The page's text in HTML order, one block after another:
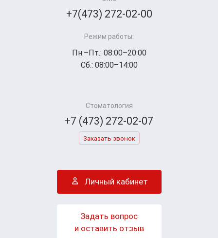
+7(473) 272-02-00
Режим работы:
Пн.–Пт.: 08:00–20:00
Сб.: 08:00–14:00
Стоматология
+7 (473) 272-02-07
Заказать звонок
Личный кабинет
Задать вопрос
и оставить отзыв